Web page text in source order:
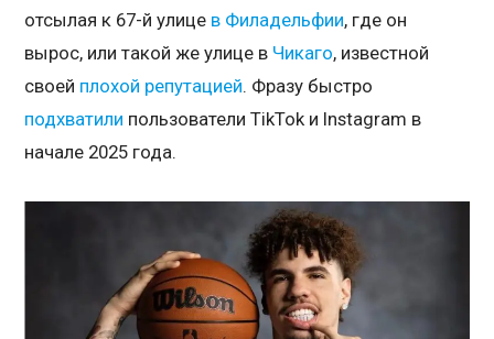
отсылая к 67-й улице в Филадельфии, где он
вырос, или такой же улице в Чикаго, известной
своей плохой репутацией. Фразу быстро
подхватили пользователи TikTok и Instagram в
начале 2025 года.